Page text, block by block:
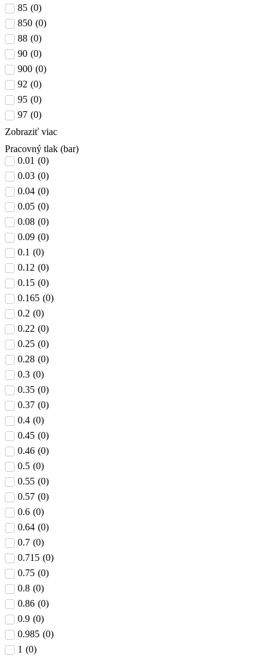
85 (0)
850 (0)
88 (0)
90 (0)
900 (0)
92 (0)
95 (0)
97 (0)
Zobraziť viac
Pracovný tlak (bar)
0.01 (0)
0.03 (0)
0.04 (0)
0.05 (0)
0.08 (0)
0.09 (0)
0.1 (0)
0.12 (0)
0.15 (0)
0.165 (0)
0.2 (0)
0.22 (0)
0.25 (0)
0.28 (0)
0.3 (0)
0.35 (0)
0.37 (0)
0.4 (0)
0.45 (0)
0.46 (0)
0.5 (0)
0.55 (0)
0.57 (0)
0.6 (0)
0.64 (0)
0.7 (0)
0.715 (0)
0.75 (0)
0.8 (0)
0.86 (0)
0.9 (0)
0.985 (0)
1 (0)